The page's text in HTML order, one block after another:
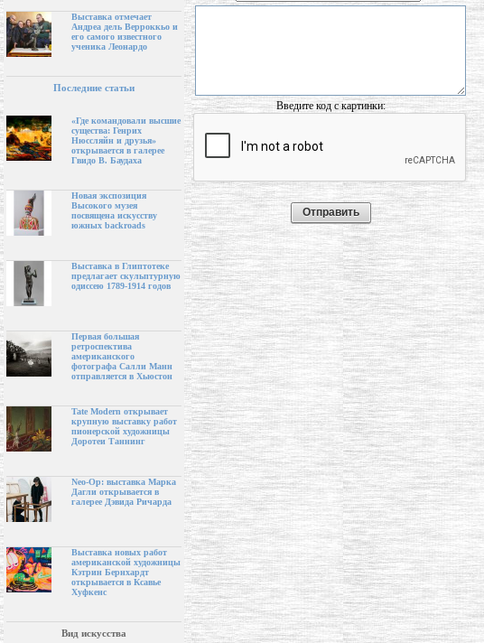
Выставка отмечает
Андреа дель Верроккьо и
его самого известного
ученика Леонардо
Последние статьи
«Где командовали высшие
существа: Генрих
Нюссляйн и друзья»
открывается в галерее
Гвидо В. Баудаха
Новая экспозиция
Высокого музея
посвящена искусству
южных backroads
Выставка в Глиптотеке
предлагает скульптурную
одиссею 1789-1914 годов
Первая большая
ретроспектива
американского
фотографа Салли Манн
отправляется в Хьюстон
Tate Modern открывает
крупную выставку работ
пионерской художницы
Доротеи Таннинг
Neo-Op: выставка Марка
Дагли открывается в
галерее Дэвида Ричарда
Выставка новых работ
американской художницы
Кэтрин Бернхардт
открывается в Ксавье
Хуфкенс
Вид искусства
Введите код с картинки: